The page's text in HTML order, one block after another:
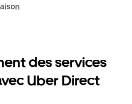
des services
Uber Direct